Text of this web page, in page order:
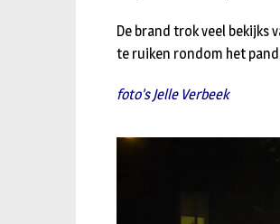
De brand trok veel bekijks
te ruiken rondom het
foto’s Jelle Verbeek